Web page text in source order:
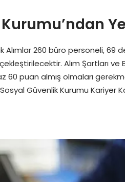
Alımlar 260 büro personeli,
Alım Şartları ve
60 puan almış olmaları
Güvenlik Kurumu Kariyer